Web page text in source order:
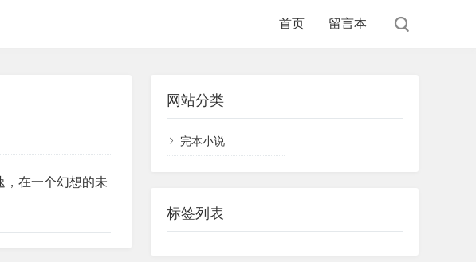
首页 留言本
，在一个幻想的未
网站分类
完本小说
标签列表